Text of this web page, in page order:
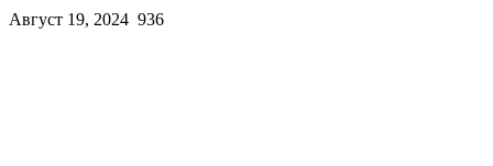
Август 19, 2024 936